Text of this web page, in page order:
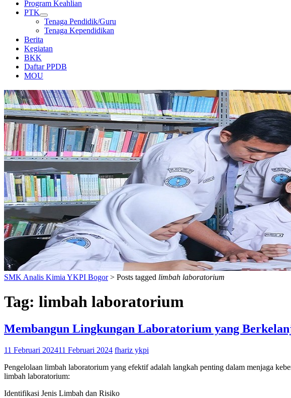
Program Keahlian
PTK
Tenaga Pendidik/Guru
Tenaga Kependidikan
Berita
Kegiatan
BKK
Daftar PPDB
MOU
PERPUSTAKAAN
SMK Analis Kimia YKPI Bogor> Posts tagged limbah laboratorium
Tag: limbah laboratorium
Membangun Lingkungan Laboratorium yang
11 Februari 202411 Februari 2024 fhariz ykpi
Pengelolaan limbah laboratorium yang efektif adalah langkah penting dalam menjaga
limbah laboratorium:
Identifikasi Jenis Limbah dan Risiko